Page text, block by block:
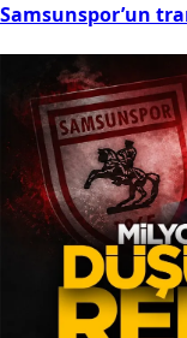
Samsunspor’un